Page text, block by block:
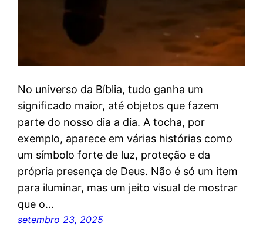
No universo da Bíblia, tudo ganha um
significado maior, até objetos que fazem
parte do nosso dia a dia. A tocha, por
exemplo, aparece em várias histórias como
um símbolo forte de luz, proteção e da
própria presença de Deus. Não é só um item
para iluminar, mas um jeito visual de mostrar
que o…
setembro 23, 2025